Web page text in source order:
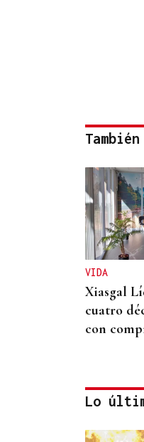
VIDA
Xiasgal
cuatro
con
Lo